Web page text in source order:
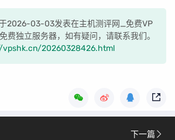
2026-03-03发表在主机测评网_免费VP
费独立服务器，如有疑问，请联系我们。
20260328426.html
下一篇